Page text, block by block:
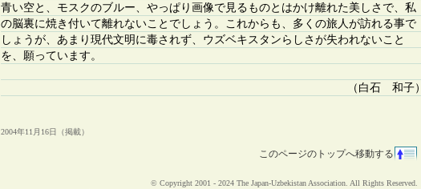
青い空と、モスクのブルー、やっぱり画像で見るものとはかけ離れた美しさで、私
の脳裏に焼き付いて離れないことでしょう。これからも、多くの旅人が訪れる事で
しょうが、あまり現代文明に毒されず、ウズベキスタンらしさが失われないこと
を、願っています。
（白石 和子）
2004年11月16日（掲載）
このページのトップへ移動する
© Copyright 2001 - 2024 The Japan-Uzbekistan Association. All Rights Reserved.